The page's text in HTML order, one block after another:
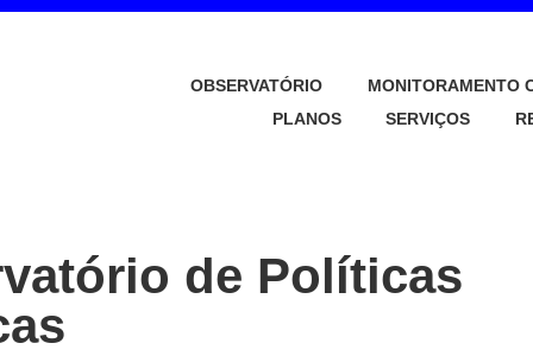
DE
DE
OBSERVATÓRIO
MONITORAMENTO
PLANOS
SERVIÇOS
de Políticas